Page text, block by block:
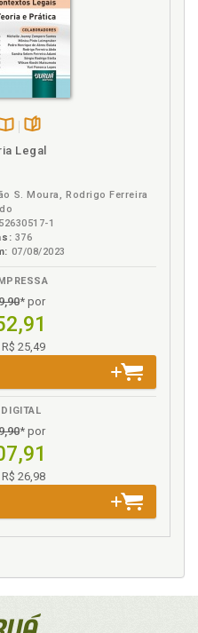
Legal
S. Moura, Rodrigo Ferreira
1
376
07/08/2023
* por
25,49
* por
26,98